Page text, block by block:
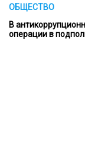
ОБЩЕСТВО
В
операции в